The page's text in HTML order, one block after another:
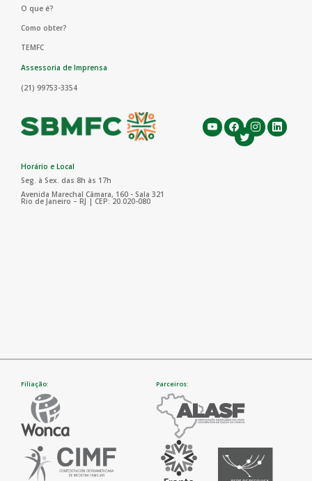
O que é?
Como obter?
TEMFC
Assessoria de Imprensa
(21) 99753-3354
Horário e Local
Seg. à Sex. das 8h às 17h
Avenida Marechal Câmara, 160 - Sala 321
Rio de Janeiro – RJ | CEP: 20.020-080
Filiação: Parceiros: